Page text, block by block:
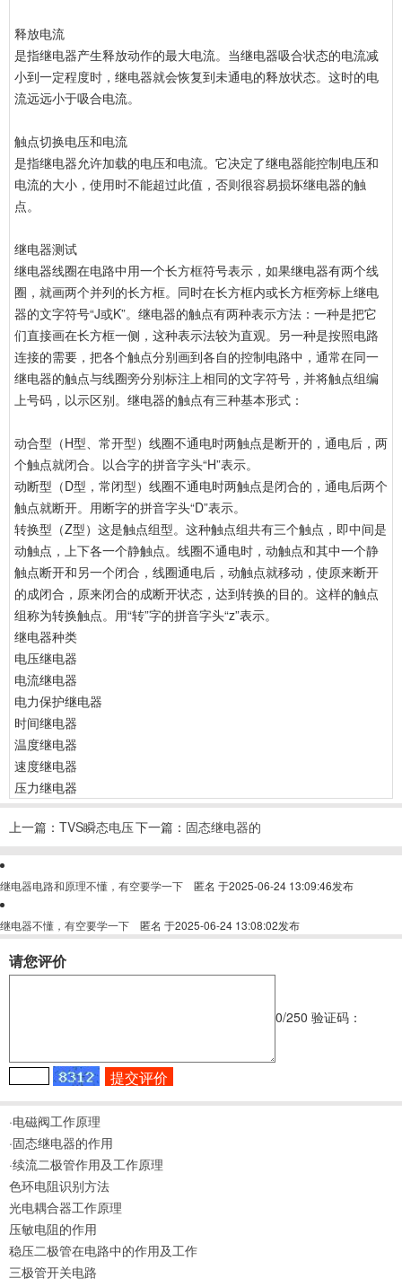
释放电流
是指继电器产生释放动作的最大电流。当继电器吸合状态的电流减
小到一定程度时，继电器就会恢复到未通电的释放状态。这时的电
流远远小于吸合电流。
触点切换电压和电流
是指继电器允许加载的电压和电流。它决定了继电器能控制电压和
电流的大小，使用时不能超过此值，否则很容易损坏继电器的触
点。
继电器测试
继电器线圈在电路中用一个长方框符号表示，如果继电器有两个线
圈，就画两个并列的长方框。同时在长方框内或长方框旁标上继电
器的文字符号“J或K”。继电器的触点有两种表示方法：一种是把它
们直接画在长方框一侧，这种表示法较为直观。另一种是按照电路
连接的需要，把各个触点分别画到各自的控制电路中，通常在同一
继电器的触点与线圈旁分别标注上相同的文字符号，并将触点组编
上号码，以示区别。继电器的触点有三种基本形式：
动合型（H型、常开型）线圈不通电时两触点是断开的，通电后，两
个触点就闭合。以合字的拼音字头“H”表示。
动断型（D型，常闭型）线圈不通电时两触点是闭合的，通电后两个
触点就断开。用断字的拼音字头“D”表示。
转换型（Z型）这是触点组型。这种触点组共有三个触点，即中间是
动触点，上下各一个静触点。线圈不通电时，动触点和其中一个静
触点断开和另一个闭合，线圈通电后，动触点就移动，使原来断开
的成闭合，原来闭合的成断开状态，达到转换的目的。这样的触点
组称为转换触点。用“转”字的拼音字头“z”表示。
继电器种类
电压继电器
电流继电器
电力保护继电器
时间继电器
温度继电器
速度继电器
压力继电器
上一篇： TVS瞬态电压下一篇： 固态继电器的
继电器电路和原理不懂，有空要学一下 匿名 于2025-06-24 13:09:46发布
继电器不懂，有空要学一下 匿名 于2025-06-24 13:08:02发布
请您评价
0/250 验证码：
·电磁阀工作原理
·固态继电器的作用
·续流二极管作用及工作原理
色环电阻识别方法
光电耦合器工作原理
压敏电阻的作用
稳压二极管在电路中的作用及工作
三极管开关电路